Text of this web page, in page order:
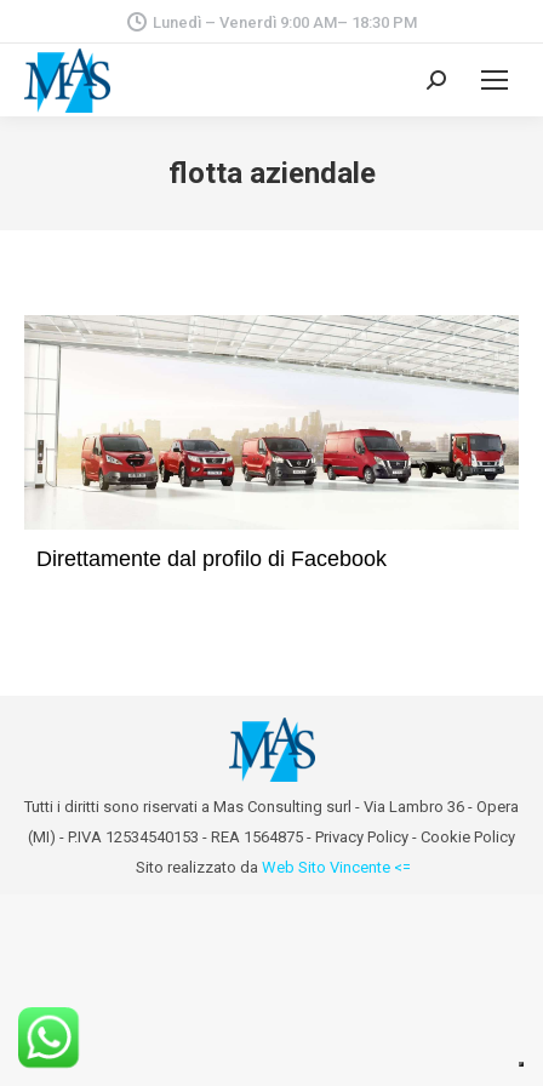
Lunedì – Venerdì 9:00 AM– 18:30 PM
Cerca:
flotta aziendale
Direttamente dal profilo di Facebook
Tutti i diritti sono riservati a Mas Consulting surl - Via Lambro 36 - Opera
(MI) - P.IVA 12534540153 - REA 1564875 - Privacy Policy - Cookie Policy
Sito realizzato da Web Sito Vincente <=